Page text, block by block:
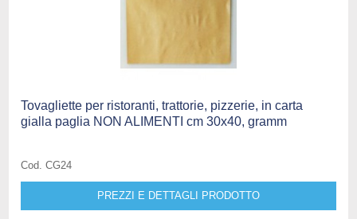
Tovagliette per ristoranti, trattorie, pizzerie, in carta
gialla paglia NON ALIMENTI cm 30x40, gramm
Cod. CG24
PREZZI E DETTAGLI PRODOTTO